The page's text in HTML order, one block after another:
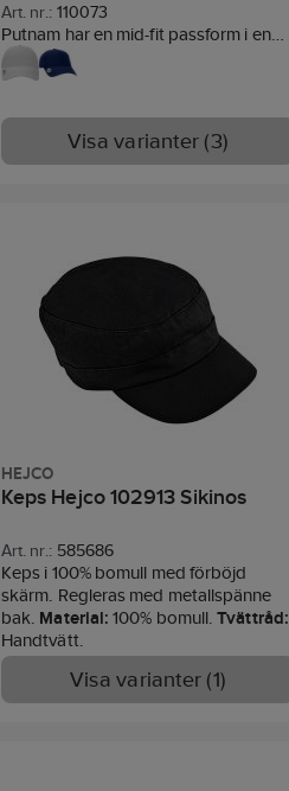
Art. nr.: 110073
Putnam har en mid-fit passform i en
strukturerad polyester. En marker I
metall är placerad på vänstra sidan av
karborreknäppning i skön stretch.
Material:100% polyester.
Visa varianter (3)
HEJCO
Keps Hejco 102913 Sikinos
Art. nr.: 585686
Keps i 100% bomull med förböjd
skärm. Regleras med metallspänne
bak. Material:100% bomull. Tvättråd:
Handtvätt.
Visa varianter (1)